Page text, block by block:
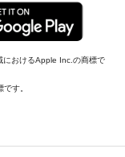
におけるApple Inc.の商標で
す。